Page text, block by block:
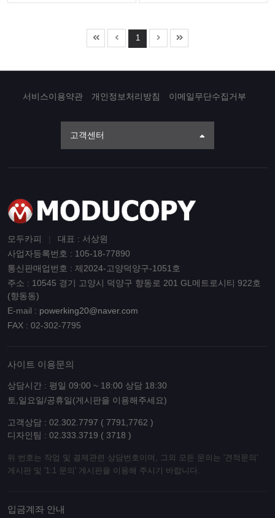
1
서비스이용약관 개인정보처리방침 이메일무단수집거부
고객센터
모두카피
대표 : 서상원
사업자등록번호 : 105-18-77890
통신판매업번호 : 제2024-고양덕양구-1051호
주소 : 10545 경기 고양시 덕양구 향동로 201 GL메트로시티 922호
(향동동)
E-mail : powerking20@naver.com
FAX : 02-302-7795
사이트 이용문의
상담시간 : 평일 09:00 ~ 18:00 상담 18:30
토,일요일/공휴일(게시판을 이용해주세요)
고객상담 : 02.302.7797 ( 7791,7762 )
디자인팀 : 02.333.3719 ( 3718 )
위 번호는 작업 및 결제관련 상담번호이며, 그외 모든 문의는 '견적문의'
게시판 및 '1:1 문의' 게시판을 이용해 주시기 바랍니다.
입금계좌 안내